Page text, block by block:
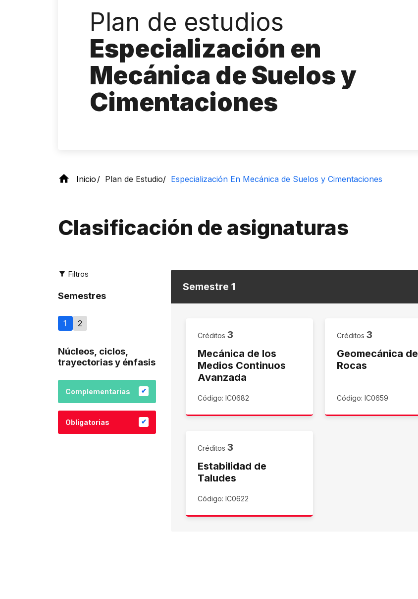
Plan de estudios
Especialización en
Mecánica de Suelos y
Cimentaciones
Inicio Plan de Estudio Especialización En Mecánica de Suelos y Cimentaciones
Clasificación de asignaturas
Filtros
Semestres
1 2
Núcleos, ciclos,
trayectorias y énfasis
Complementarias
Obligatorias
Semestre 1
Créditos 3
Mecánica de los
Medios Continuos
Avanzada
Código: IC0682
Créditos 3
Geomecánica de
Rocas
Código: IC0659
Créditos 3
Estabilidad de
Taludes
Código: IC0622